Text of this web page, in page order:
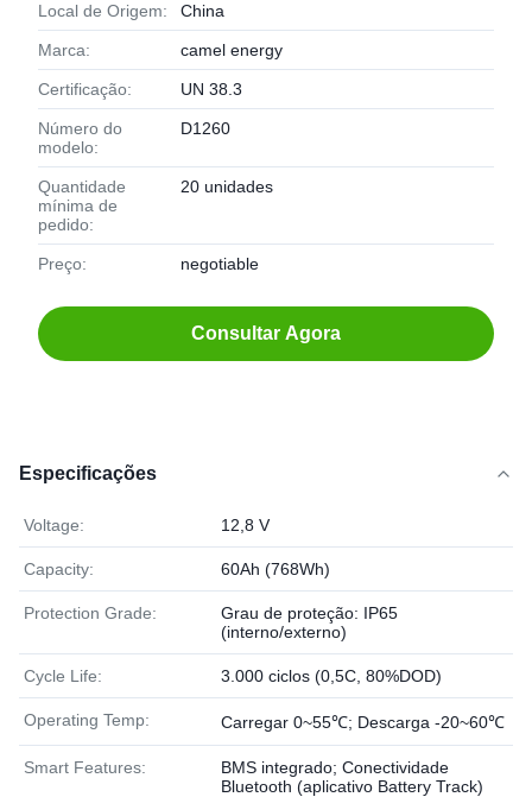
Local de Origem: China
Marca: camel energy
Certificação: UN 38.3
Número do
modelo:
D1260
Quantidade
mínima de
pedido:
20 unidades
Preço: negotiable
Consultar Agora
Especificações
Voltage: 12,8 V
Capacity: 60Ah (768Wh)
Protection Grade:
Grau de proteção: IP65
(interno/externo)
Cycle Life: 3.000 ciclos (0,5C, 80%DOD)
Operating Temp: Carregar 0~55℃; Descarga -20~60℃
Smart Features:
BMS integrado; Conectividade
Bluetooth (aplicativo Battery Track)